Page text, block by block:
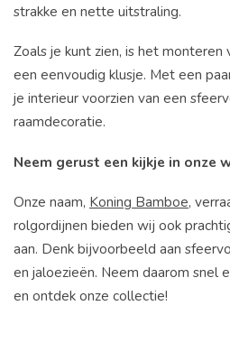
strakke en nette uitstraling.
Zoals je kunt zien, is het
een eenvoudig klusje. Met een
je interieur voorzien van een
raamdecoratie.
Neem gerust een kijkje in onze
Onze naam, Koning Bamboe,
rolgordijnen bieden wij ook
aan. Denk bijvoorbeeld aan
en jaloezieën. Neem daarom snel
en ontdek onze collectie!